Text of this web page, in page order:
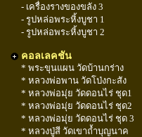
- เครื่องรางของขลัง 3
- รูปหล่อพระหิ้งบูชา 1
- รูปหล่อพระหิ้งบูชา 2
คอลเลคชัน
* พระขุนแผน วัดบ้านกร่าง
* หลวงพ่อพาน วัดโป่งกะสัง
* หลวงพ่อมุ่ย วัดดอนไร่ ชุด1
* หลวงพ่อมุ่ย วัดดอนไร่ ชุด2
* หลวงพ่อมุ่ย วัดดอนไร่ ชุด 3
* หลวงปู่สี วัดเขาถ้ำบุญนาค